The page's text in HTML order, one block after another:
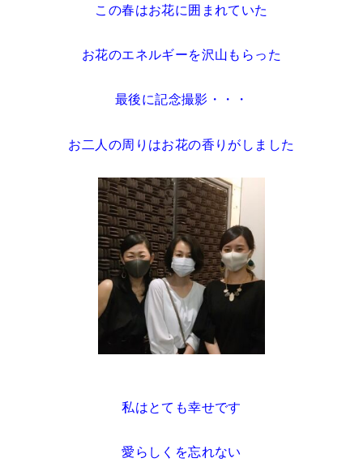
この春はお花に囲まれていた
お花のエネルギーを沢山もらった
最後に記念撮影・・・
お二人の周りはお花の香りがしました
私はとても幸せです
愛らしくを忘れない